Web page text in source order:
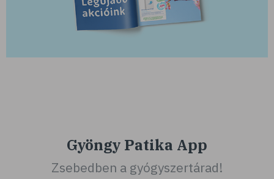
Gyöngy Patika App
Zsebedben a gyógyszertárad!